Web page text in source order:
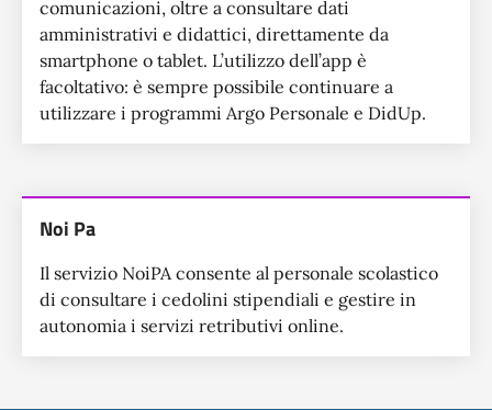
comunicazioni, oltre a consultare dati
amministrativi e didattici, direttamente da
smartphone o tablet. L’utilizzo dell’app è
facoltativo: è sempre possibile continuare a
utilizzare i programmi Argo Personale e DidUp.
Noi Pa
Il servizio NoiPA consente al personale scolastico
di consultare i cedolini stipendiali e gestire in
autonomia i servizi retributivi online.